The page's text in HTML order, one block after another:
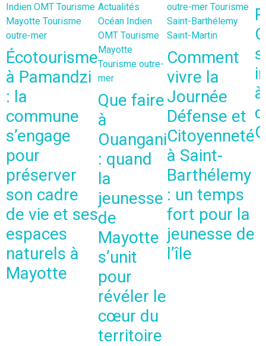
Indien OMT Tourisme
Mayotte Tourisme
outre-mer
Écotourisme
à Pamandzi
: la
commune
s’engage
pour
préserver
son cadre
de vie et ses
espaces
naturels à
Mayotte
Actualités
Océan Indien
OMT Tourisme
Mayotte
Tourisme outre-
mer
Que faire
à
Ouangani
: quand
la
jeunesse
de
Mayotte
s’unit
pour
révéler le
cœur du
territoire
outre-mer Tourisme
Saint-Barthélemy
Saint-Martin
Comment
vivre la
Journée
Défense et
Citoyenneté
à Saint-
Barthélemy
: un temps
fort pour la
jeunesse de
l’île